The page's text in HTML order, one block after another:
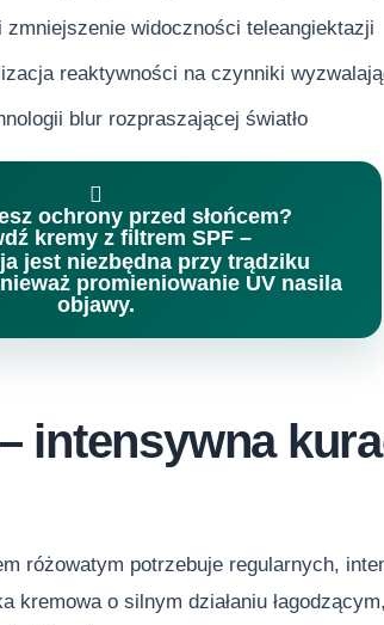
widoczności teleangiektazji
reaktywności na czynniki
blur rozpraszającej światło

ochrony przed słońcem?
kremy z filtrem SPF –
jest niezbędna przy trądziku
promieniowanie UV nasila
objawy.
intensywna
różowatym potrzebuje regularnych,
kremowa o silnym działaniu